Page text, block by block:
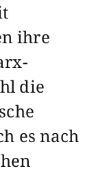
ihre
die
es nach